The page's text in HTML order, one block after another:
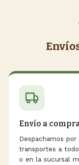
Envío a
Despachamos
transportes a
o en la sucursal